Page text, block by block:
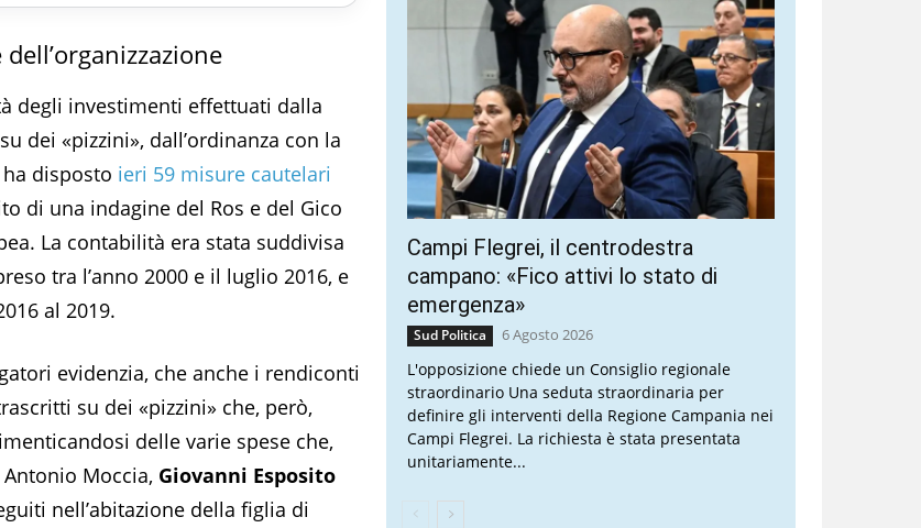
degli investimenti effettuati dalla
dei «pizzini», dall’ordinanza con la
ha disposto ieri 59 misure cautelari
di una indagine del Ros e del Gico
La contabilità era stata suddivisa
tra l’anno 2000 e il luglio 2016, e
al 2019.
evidenzia, che anche i rendiconti
su dei «pizzini» che, però,
delle varie spese che,
Moccia, Giovanni Esposito
nell’abitazione della figlia di
Campi Flegrei, il centrodestra
campano: «Fico attivi lo stato di
emergenza»
Sud Politica 6 Agosto 2026
L'opposizione chiede un Consiglio regionale
straordinario Una seduta straordinaria per
definire gli interventi della Regione Campania nei
Campi Flegrei. La richiesta è stata presentata
unitariamente...